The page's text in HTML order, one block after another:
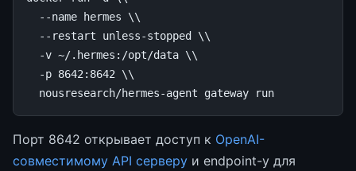
--name
hermes
\\
--restart
unless-stopped
\\
-v ~/.hermes:/opt/data \\
-p 8642 :8642
\\
nousresearch/hermes-agent
gateway
Порт 8642 открывает доступ к OpenAI-
совместимому API серверу и endpoint-у для